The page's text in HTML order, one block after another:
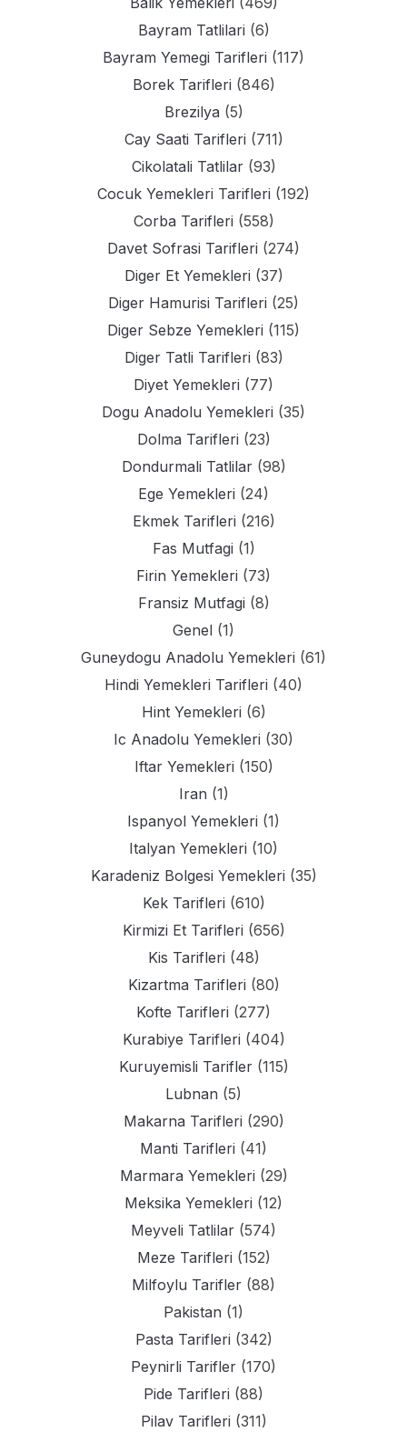
Bayram Tatlilari (6)
Bayram Yemegi Tarifleri (117)
Borek Tarifleri (846)
Brezilya (5)
Cay Saati Tarifleri (711)
Cikolatali Tatlilar(93)
Cocuk Yemekleri Tarifleri (192)
Corba Tarifleri (558)
Davet Sofrasi Tarifleri (274)
Diger Et Yemekleri (37)
Diger Hamurisi Tarifleri (25)
Diger Sebze Yemekleri (115)
Diger Tatli Tarifleri (83)
Diyet Yemekleri (77)
Dogu Anadolu Yemekleri (35)
Dolma Tarifleri (23)
Dondurmali Tatlilar(98)
Ege Yemekleri (24)
Ekmek Tarifleri (216)
Fas Mutfagi (1)
Firin Yemekleri (73)
Fransiz Mutfagi (8)
Genel (1)
Guneydogu Anadolu Yemekleri (61)
Hindi Yemekleri Tarifleri (40)
Hint Yemekleri (6)
Ic Anadolu Yemekleri (30)
Iftar Yemekleri (150)
Iran (1)
Ispanyol Yemekleri (1)
Italyan Yemekleri (10)
Karadeniz Bolgesi Yemekleri (35)
Kek Tarifleri (610)
Kirmizi Et Tarifleri (656)
Kis Tarifleri (48)
Kizartma Tarifleri (80)
Kofte Tarifleri (277)
Kurabiye Tarifleri (404)
Kuruyemisli Tarifler(115)
Lubnan (5)
Makarna Tarifleri (290)
Manti Tarifleri (41)
Marmara Yemekleri (29)
Meksika Yemekleri (12)
Meyveli Tatlilar (574)
Meze Tarifleri (152)
Milfoylu Tarifler (88)
Pakistan (1)
Pasta Tarifleri (342)
Peynirli Tarifler (170)
Pide Tarifleri (88)
Pilav Tarifleri (311)